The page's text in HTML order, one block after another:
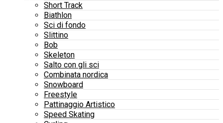
Short Track
Biathlon
Sci di fondo
Slittino
Bob
Skeleton
Salto con gli sci
Combinata nordica
Snowboard
Freestyle
Pattinaggio Artistico
Speed Skating